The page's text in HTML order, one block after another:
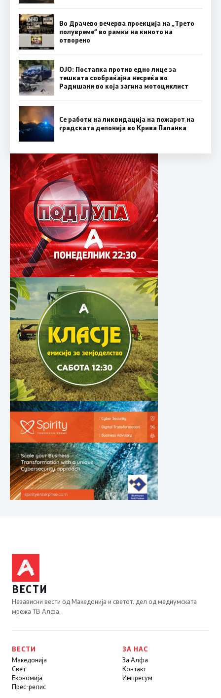
Во Драчево вечерва проекција на „Трето
полувреме“ во рамки на киното на
отворено
ОЈО: Постапка против едно лице за
тешката сообраќајна несреќа во
Радишани во која загина мотоциклист
Се работи на ликвидација на пожарот на
градската депонија во Крива Паланка
ВЕСТИ
Независни вести од Македонија и светот, дел од медиумската
мрежа ТВ Алфа.
ВЕСТИ
Македонија
Свет
Економија
Прес-релис
ЗА НАС
За Алфа
Контакт
Импресум